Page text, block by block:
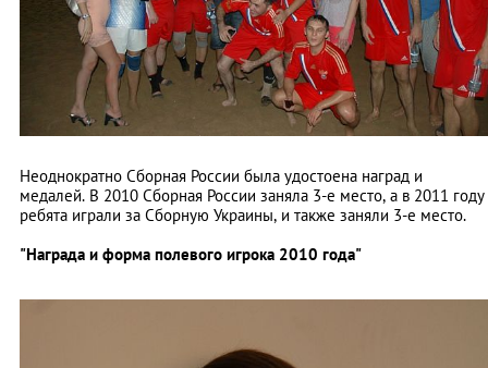
Неоднократно Сборная России была удостоена наград и
медалей. В 2010 Сборная России заняла 3-е место, а в 2011 году
ребята играли за Сборную Украины, и также заняли 3-е место.
"Награда и форма полевого игрока 2010 года"